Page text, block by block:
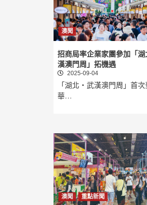
澳聞
招商局率企業家團參加「
漢澳門周」拓機遇
2025-09-04
「湖北‧武漢澳門周」首次
華…
澳聞 重點新聞